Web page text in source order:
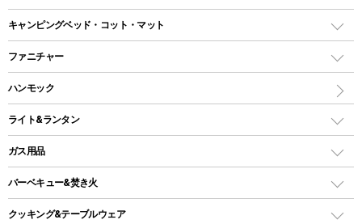
ツールームテント
ワンポールテント
シェルターテント
ロッジ型・オリジナルテント
タープ
レクタングラー型（封筒型）シュラフ
インナーシュラフ
キャンピングベッド・コット・マット
キャンピングベッド・コット
インフレータブルマット
ファニチャー
アウトドアテーブル
レジャーシート
ハンモック
ライト&ランタン
LEDランタン
ガスランタン
オイルランタン
ガス用品
ガスバーナー
バーベキュー&焚き火
バーベキューコンロ、グリル
クッキング&テーブルウェア